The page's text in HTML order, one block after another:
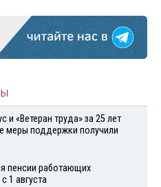
и «Ветеран труда» за 25 лет
меры поддержки получили
пенсии работающих
1 августа